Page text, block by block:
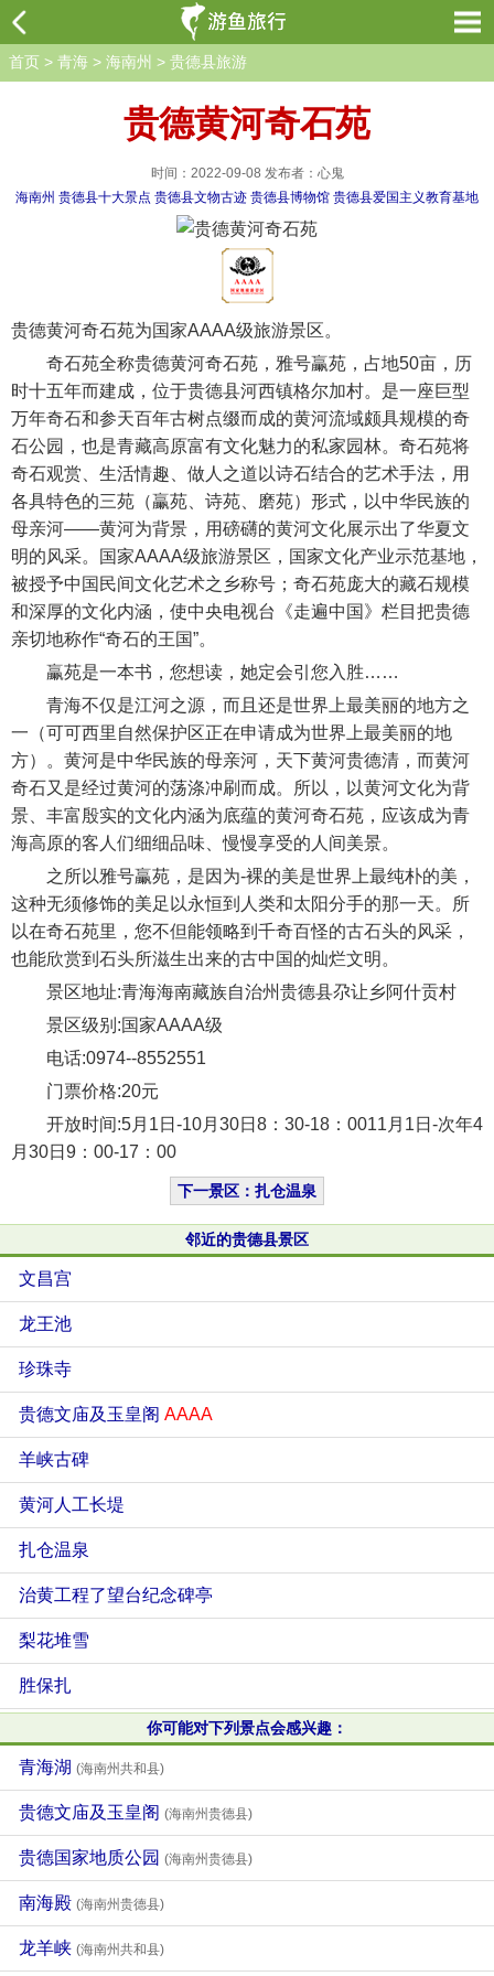
首页 > 青海 > 海南州 > 贵德县旅游
贵德黄河奇石苑
时间：2022-09-08 发布者：心鬼
海南州 贵德县十大景点 贵德县文物古迹 贵德县博物馆 贵德县爱国主义教育基地
贵德黄河奇石苑为国家AAAA级旅游景区。
奇石苑全称贵德黄河奇石苑，雅号臝苑，占地50亩，历
时十五年而建成，位于贵德县河西镇格尔加村。是一座巨型
万年奇石和参天百年古树点缀而成的黄河流域颇具规模的奇
石公园，也是青藏高原富有文化魅力的私家园林。奇石苑将
奇石观赏、生活情趣、做人之道以诗石结合的艺术手法，用
各具特色的三苑（臝苑、诗苑、磨苑）形式，以中华民族的
母亲河——黄河为背景，用磅礴的黄河文化展示出了华夏文
明的风采。国家AAAA级旅游景区，国家文化产业示范基地，
被授予中国民间文化艺术之乡称号；奇石苑庞大的藏石规模
和深厚的文化内涵，使中央电视台《走遍中国》栏目把贵德
亲切地称作“奇石的王国”。
臝苑是一本书，您想读，她定会引您入胜……
青海不仅是江河之源，而且还是世界上最美丽的地方之
一（可可西里自然保护区正在申请成为世界上最美丽的地
方）。黄河是中华民族的母亲河，天下黄河贵德清，而黄河
奇石又是经过黄河的荡涤冲刷而成。所以，以黄河文化为背
景、丰富殷实的文化内涵为底蕴的黄河奇石苑，应该成为青
海高原的客人们细细品味、慢慢享受的人间美景。
之所以雅号臝苑，是因为-裸的美是世界上最纯朴的美，
这种无须修饰的美足以永恒到人类和太阳分手的那一天。所
以在奇石苑里，您不但能领略到千奇百怪的古石头的风采，
也能欣赏到石头所滋生出来的古中国的灿烂文明。
景区地址:青海海南藏族自治州贵德县尕让乡阿什贡村
景区级别:国家AAAA级
电话:0974--8552551
门票价格:20元
开放时间:5月1日-10月30日8：30-18：0011月1日-次年4
月30日9：00-17：00
下一景区：扎仓温泉
邻近的贵德县景区
文昌宫
龙王池
珍珠寺
贵德文庙及玉皇阁 AAAA
羊峡古碑
黄河人工长堤
扎仓温泉
治黄工程了望台纪念碑亭
梨花堆雪
胜保扎
你可能对下列景点会感兴趣：
青海湖 (海南州共和县)
贵德文庙及玉皇阁 (海南州贵德县)
贵德国家地质公园 (海南州贵德县)
南海殿 (海南州贵德县)
龙羊峡 (海南州共和县)